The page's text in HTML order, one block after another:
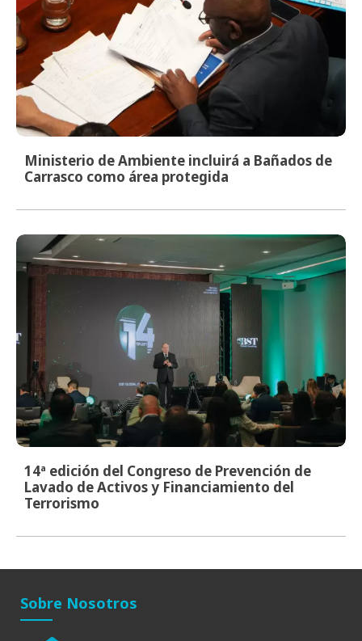
Ministerio de Ambiente incluirá a Bañados de
Carrasco como área protegida
14ª edición del Congreso de Prevención de
Lavado de Activos y Financiamiento del
Terrorismo
Sobre Nosotros